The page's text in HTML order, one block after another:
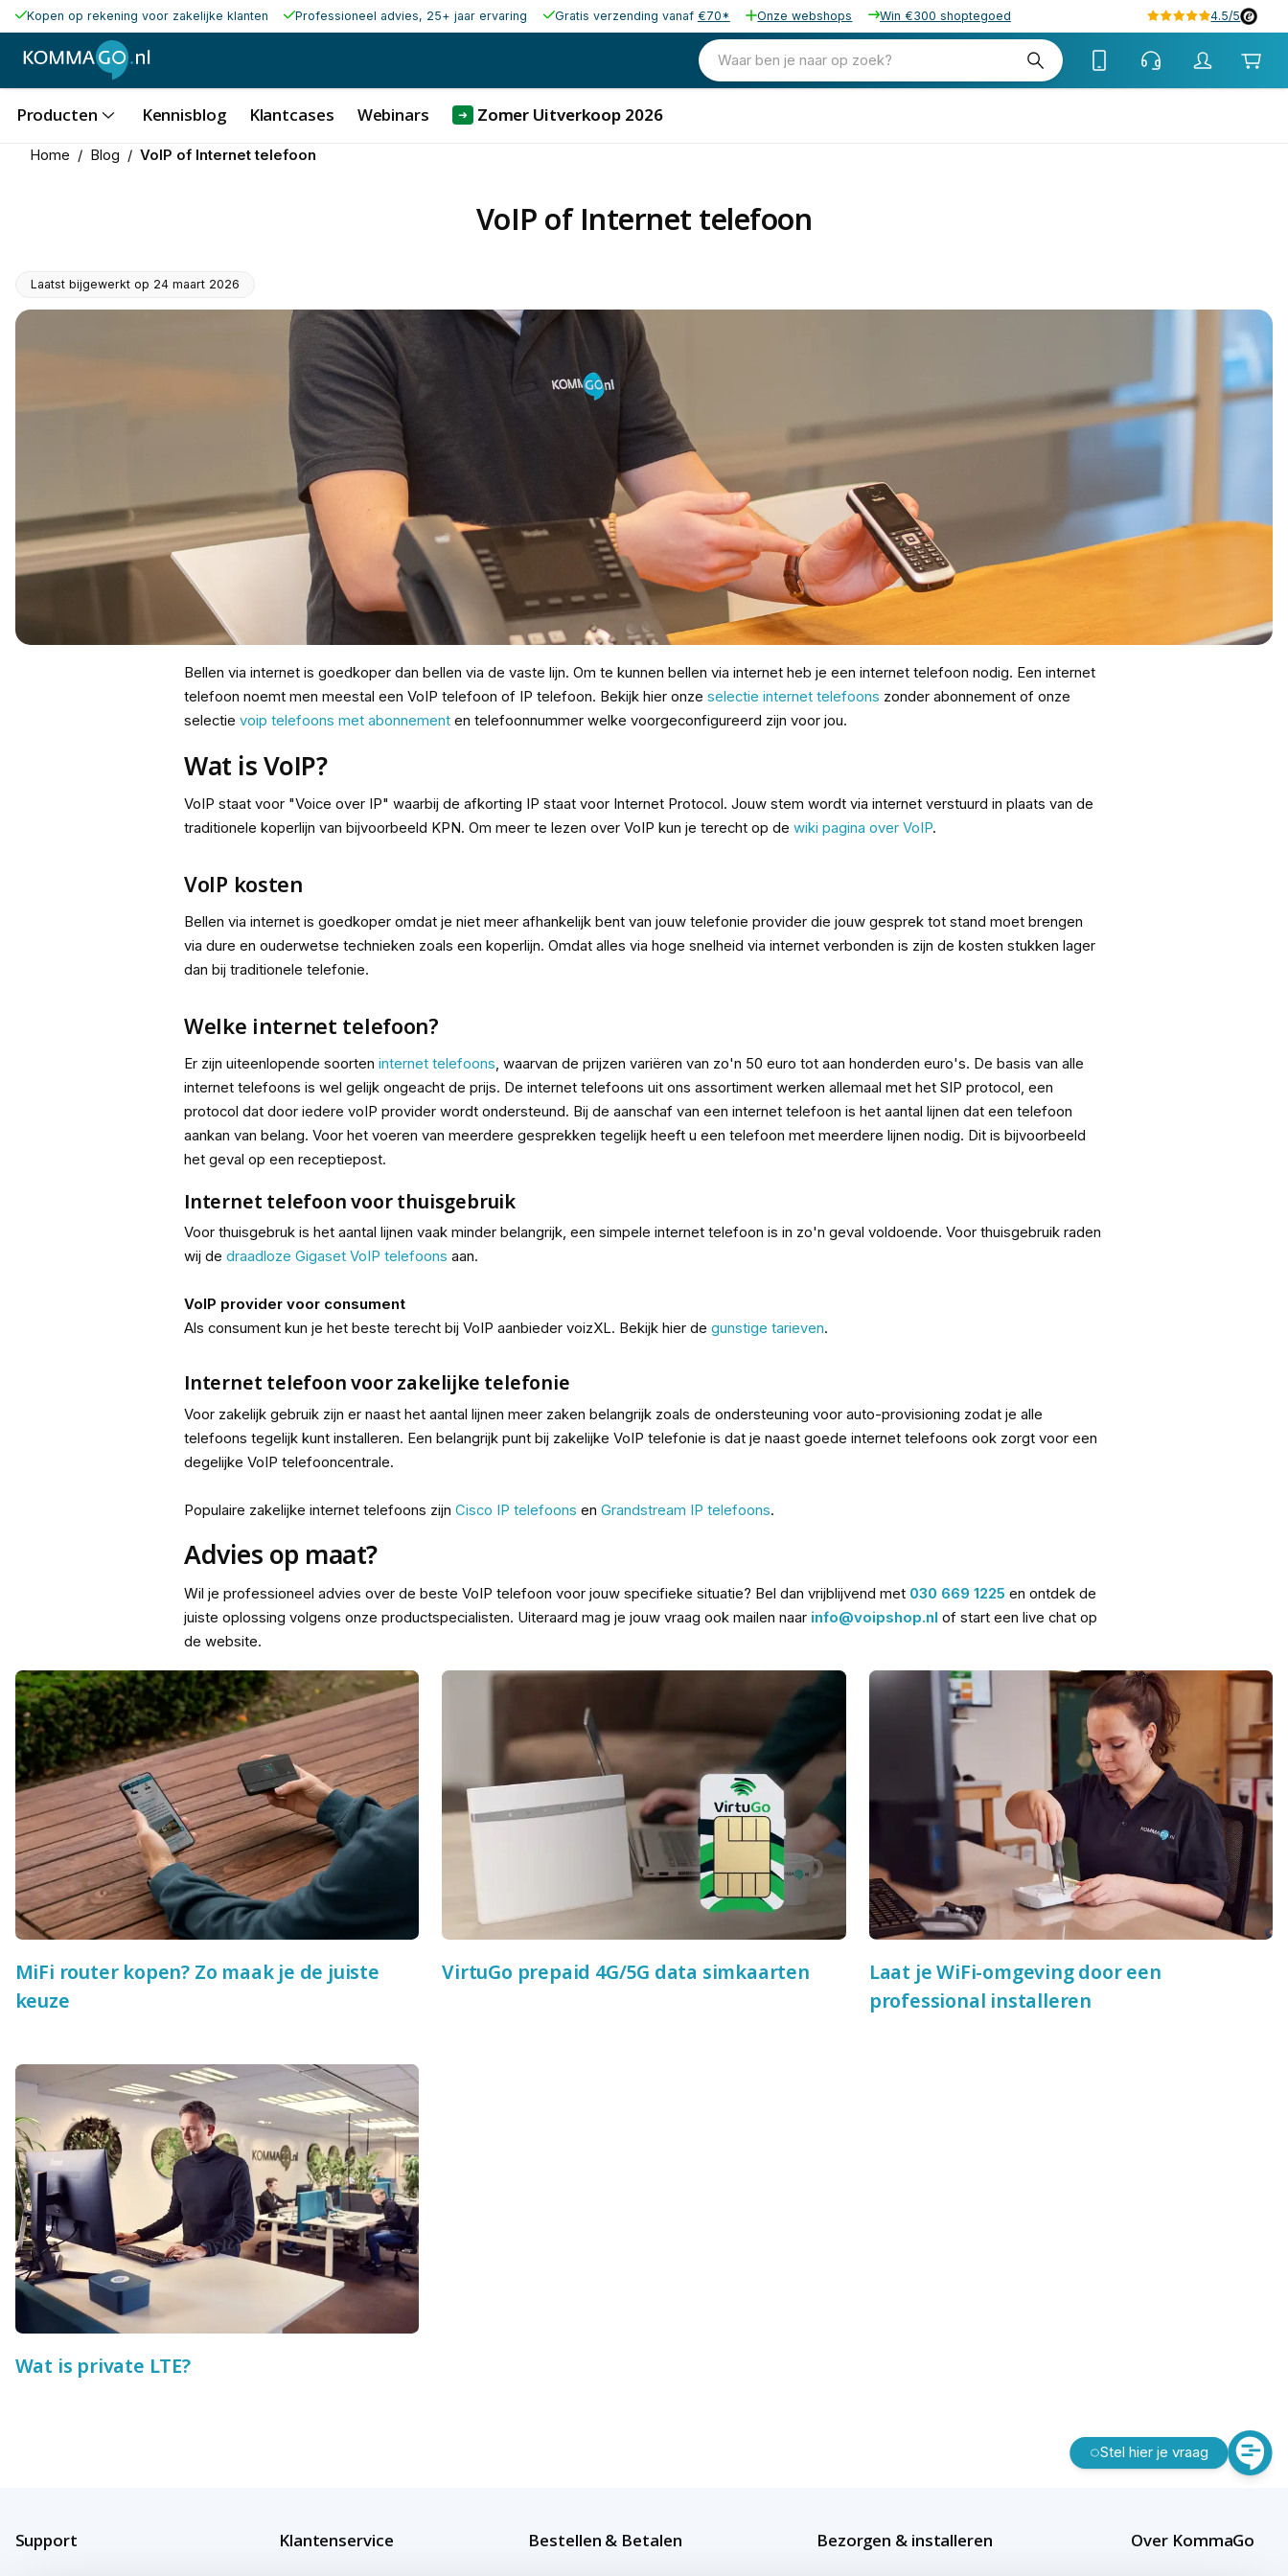
Kopen op rekening voor zakelijke klanten Professioneel advies, 25+ jaar ervaring Gratis verzending vanaf €70* Onze webshops Win €300 shoptegoed 4.5/5
Waar ben je naar op zoek?
Producten Kennisblog Klantcases Webinars ➜ Zomer Uitverkoop 2026
Home / Blog / VoIP of Internet telefoon
VoIP of Internet telefoon
Laatst bijgewerkt op 24 maart 2026
Bellen via internet is goedkoper dan bellen via de vaste lijn. Om te kunnen bellen via internet heb je een internet telefoon nodig. Een internet
telefoon noemt men meestal een VoIP telefoon of IP telefoon. Bekijk hier onze selectie internet telefoons zonder abonnement of onze
selectie voip telefoons met abonnement en telefoonnummer welke voorgeconfigureerd zijn voor jou.
Wat is VoIP?
VoIP staat voor "Voice over IP" waarbij de afkorting IP staat voor Internet Protocol. Jouw stem wordt via internet verstuurd in plaats van de
traditionele koperlijn van bijvoorbeeld KPN. Om meer te lezen over VoIP kun je terecht op de wiki pagina over VoIP.
VoIP kosten
Bellen via internet is goedkoper omdat je niet meer afhankelijk bent van jouw telefonie provider die jouw gesprek tot stand moet brengen
via dure en ouderwetse technieken zoals een koperlijn. Omdat alles via hoge snelheid via internet verbonden is zijn de kosten stukken lager
dan bij traditionele telefonie.
Welke internet telefoon?
Er zijn uiteenlopende soorten internet telefoons , waarvan de prijzen variëren van zo'n 50 euro tot aan honderden euro's. De basis van alle
internet telefoons is wel gelijk ongeacht de prijs. De internet telefoons uit ons assortiment werken allemaal met het SIP protocol, een
protocol dat door iedere voIP provider wordt ondersteund. Bij de aanschaf van een internet telefoon is het aantal lijnen dat een telefoon
aankan van belang. Voor het voeren van meerdere gesprekken tegelijk heeft u een telefoon met meerdere lijnen nodig. Dit is bijvoorbeeld
het geval op een receptiepost.
Internet telefoon voor thuisgebruik
Voor thuisgebruk is het aantal lijnen vaak minder belangrijk, een simpele internet telefoon is in zo'n geval voldoende. Voor thuisgebruik raden
wij de draadloze Gigaset VoIP telefoons aan.
VoIP provider voor consument
Als consument kun je het beste terecht bij VoIP aanbieder voizXL. Bekijk hier de gunstige tarieven.
Internet telefoon voor zakelijke telefonie
Voor zakelijk gebruik zijn er naast het aantal lijnen meer zaken belangrijk zoals de ondersteuning voor auto-provisioning zodat je alle
telefoons tegelijk kunt installeren. Een belangrijk punt bij zakelijke VoIP telefonie is dat je naast goede internet telefoons ook zorgt voor een
degelijke VoIP telefooncentrale.
Populaire zakelijke internet telefoons zijn Cisco IP telefoons en Grandstream IP telefoons.
Advies op maat?
Wil je professioneel advies over de beste VoIP telefoon voor jouw specifieke situatie? Bel dan vrijblijvend met 030 669 1225 en ontdek de
juiste oplossing volgens onze productspecialisten. Uiteraard mag je jouw vraag ook mailen naar info@voipshop.nl of start een live chat op
de website.
MiFi router kopen? Zo maak je de juiste
keuze
VirtuGo prepaid 4G/5G data simkaarten
Laat je WiFi-omgeving door een
professional installeren
Wat is private LTE?
Stel hier je vraag
Support Klantenservice Bestellen & Betalen Bezorgen & installeren Over KommaGo